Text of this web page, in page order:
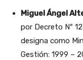
Miguel Ángel
por Decreto Nº
designa como
Gestión: 1999 –